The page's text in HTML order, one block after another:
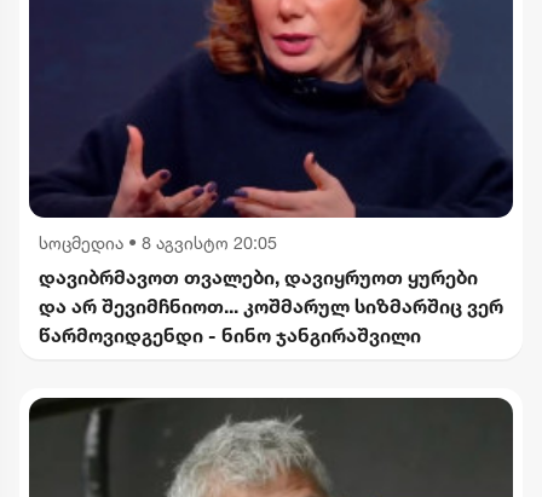
სოცმედია • 8 აგვისტო 20:05
დავიბრმავოთ თვალები, დავიყრუოთ ყურები
და არ შევიმჩნიოთ... კოშმარულ სიზმარშიც ვერ
წარმოვიდგენდი - ნინო ჯანგირაშვილი